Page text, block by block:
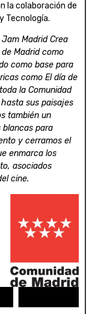
la colaboración de
Tecnología.
Madrid Crea
Madrid como
como base para
como El día de
la Comunidad
sus paisajes
también un
para
y cerramos el
enmarca los
asociados
cine.